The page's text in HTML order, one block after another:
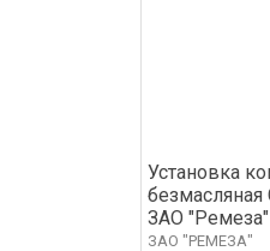
Установка
ЗАО "Ремеза"
ЗАО "РЕМЕЗА"